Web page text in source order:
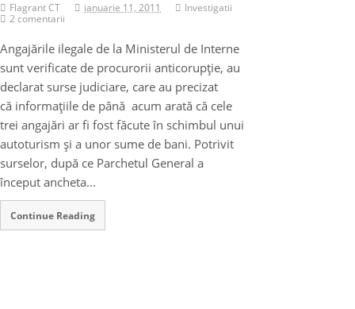
Flagrant CT ianuarie 11, 2011
Investigatii
2 comentarii
Angajările ilegale de la Ministerul de Interne
sunt verificate de procurorii anticorupţie, au
declarat surse judiciare, care au precizat
că informaţiile de până acum arată că cele
trei angajări ar fi fost făcute în schimbul unui
autoturism şi a unor sume de bani. Potrivit
surselor, după ce Parchetul General a
început ancheta...
Continue Reading